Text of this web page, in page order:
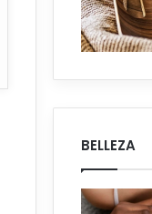
BELLEZA